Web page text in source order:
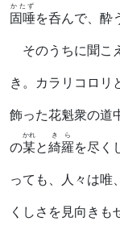
固唾
かたず
を呑んで、酔
そのうちに聞こ
き。カラリコロリ
飾った花魁衆の道
の某
かれ
と綺羅
きら
を尽く
っても、人々は唯
くしさを見向きも